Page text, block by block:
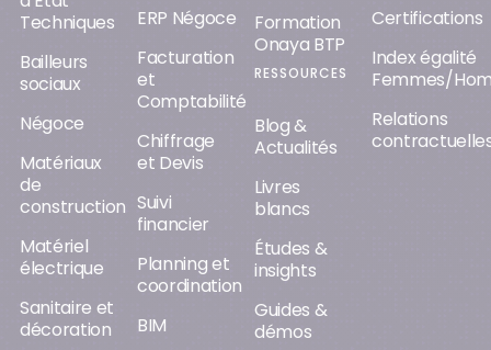
Techniques
Bailleurs
sociaux
Négoce
Matériaux
de
construction
Matériel
électrique
Sanitaire et
décoration
ERP Négoce
Facturation
et
Comptabilité
Chiffrage
et Devis
Suivi
financier
Planning et
coordination
BIM
Formation
Onaya BTP
RESSOURCES
Blog &
Actualités
Livres
blancs
Études &
insights
Guides &
démos
Certifications
Index égalité
Femmes/
Relations